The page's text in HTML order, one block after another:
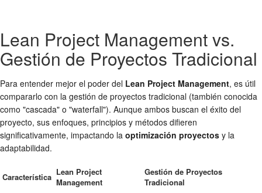
Lean Project Management vs.
Gestión de Proyectos Tradicional
Para entender mejor el poder del Lean Project Management, es útil
compararlo con la gestión de proyectos tradicional (también conocida
como "cascada" o "waterfall"). Aunque ambos buscan el éxito del
proyecto, sus enfoques, principios y métodos difieren
significativamente, impactando la optimización proyectos y la
adaptabilidad.
Característica Lean Project
Management
Gestión de Proyectos
Tradicional